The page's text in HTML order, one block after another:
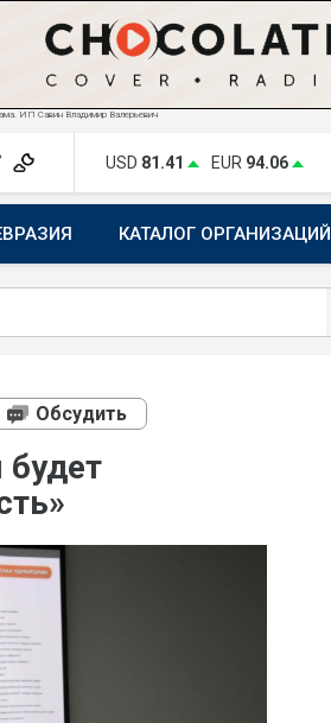
ИП Савин Владимир Валерьевич
USD 81.41 EUR 94.06
КАТАЛОГ ОРГАНИЗАЦИЙ
Обсудить